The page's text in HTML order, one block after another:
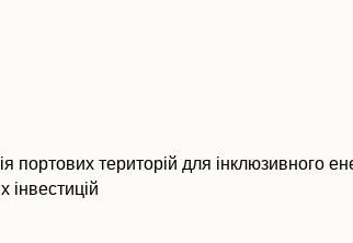
портових територій для інклюзивного
інвестицій